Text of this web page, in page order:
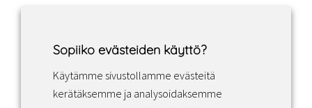
Facebook Instagram LinkedIn
Sopiiko evästeiden käyttö?
Käytämme sivustollamme evästeitä
kerätäksemme ja analysoidaksemme